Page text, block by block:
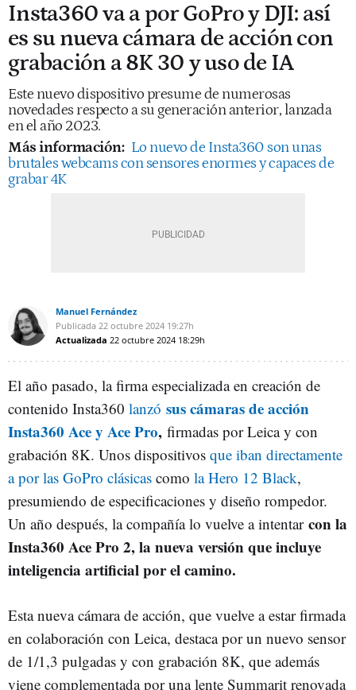
Insta360 va a por GoPro y DJI: así
es su nueva cámara de acción con
grabación a 8K 30 y uso de IA
Este nuevo dispositivo presume de numerosas
novedades respecto a su generación anterior, lanzada
en el año 2023.
Más información: Lo nuevo de Insta360 son unas
brutales webcams con sensores enormes y capaces de
grabar 4K
Manuel Fernández
Publicada 22 octubre 2024 19:27h
Actualizada 22 octubre 2024 18:29h
El año pasado, la firma especializada en creación de
contenido Insta360 lanzó sus cámaras de acción
Insta360 Ace y Ace Pro, firmadas por Leica y con
grabación 8K. Unos dispositivos que iban directamente
a por las GoPro clásicas como la Hero 12 Black,
presumiendo de especificaciones y diseño rompedor.
Un año después, la compañía lo vuelve a intentar con la
Insta360 Ace Pro 2, la nueva versión que incluye
inteligencia artificial por el camino.
Esta nueva cámara de acción, que vuelve a estar firmada
en colaboración con Leica, destaca por un nuevo sensor
de 1/1,3 pulgadas y con grabación 8K, que además
viene complementada por una lente Summarit renovada